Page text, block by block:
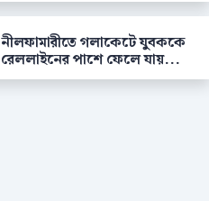
নীলফামারীতে গলাকেটে যুবককে
রেললাইনের পাশে ফেলে যায়...